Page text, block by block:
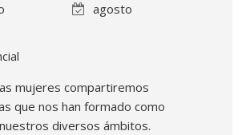
agosto
mujeres compartiremos
que nos han formado como
diversos ámbitos.